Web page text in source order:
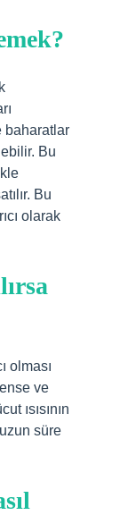
baharatlar
Bu
Bu
olarak
olması
ve
ısısının
süre